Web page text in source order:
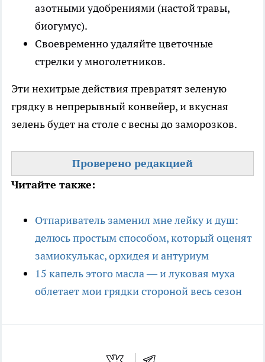
азотными удобрениями (настой травы,
биогумус).
Своевременно удаляйте цветочные
стрелки у многолетников.
Эти нехитрые действия превратят зеленую
грядку в непрерывный конвейер, и вкусная
зелень будет на столе с весны до заморозков.
Проверено редакцией
Читайте также:
Отпариватель заменил мне лейку и душ:
делюсь простым способом, который оценят
замиокулькас, орхидея и антуриум
15 капель этого масла — и луковая муха
облетает мои грядки стороной весь сезон